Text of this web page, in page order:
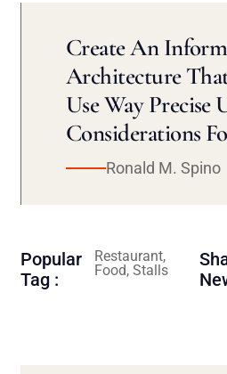
Create An
Architecture
Use Way Precise
Considerations
Ronald M. Spino
Popular
Tag :
Restaurant,
Food, Stalls